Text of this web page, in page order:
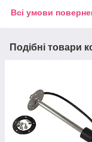
Всі умови
Подібні товари